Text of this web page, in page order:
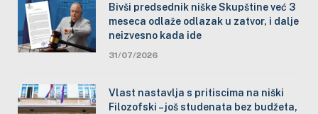
Bivši predsednik niške Skupštine već 3
meseca odlaže odlazak u zatvor, i dalje
neizvesno kada ide
31/07/2026
Vlast nastavlja s pritiscima na niški
Filozofski – još studenata bez budžeta,